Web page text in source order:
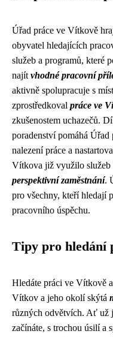
Úřad práce ve Vítkově
obyvatel hledajících
služeb a programů, které
najít vhodné pracovní
aktivně spolupracuje s
zprostředkoval práce ve
zkušenostem uchazečů.
poradenství pomáhá
nalezení práce a
Vítkova již využilo služeb
perspektivní zaměstnání.
pro všechny, kteří hledají
pracovního úspěchu.
Tipy pro hledání
Hledáte práci ve Vítkově
Vítkov a jeho okolí skýtá
různých odvětvích. Ať už
začínáte, s trochou úsilí a